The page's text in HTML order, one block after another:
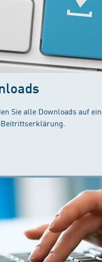
Sie alle Downloads auf